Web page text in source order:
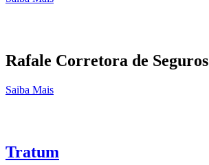
Rafale Corretora de Seguros
Saiba Mais
Tratum